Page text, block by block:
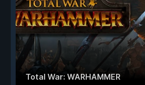
Total War: WARHAMMER